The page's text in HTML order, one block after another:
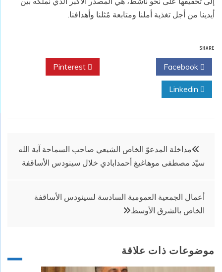
أيدينا من أجل تغذية أملنا ومتابعة مُثلنا وأهدافنا.
SHARE
تصفّح
المقالات
مداخلة المدعوّ الخاص الشيعي صاحب السماحة آية الله
سيّد مصطفى موهاغيغ أحمدابادي خلال سينودس الأساقفة
أعمال الجمعية العمومية السادسة لسينودس الأساقفة
الخاص بالشرق الأوسط
موضوعات ذات علاقة